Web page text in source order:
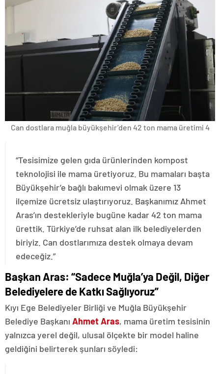
Can dostlara muğla büyükşehir’den 42 ton mama üretimi 4
“Tesisimize gelen gıda ürünlerinden kompost
teknolojisi ile mama üretiyoruz. Bu mamaları başta
Büyükşehir’e bağlı bakımevi olmak üzere 13
ilçemize ücretsiz ulaştırıyoruz. Başkanımız Ahmet
Aras’ın destekleriyle bugüne kadar 42 ton mama
ürettik. Türkiye’de ruhsat alan ilk belediyelerden
biriyiz. Can dostlarımıza destek olmaya devam
edeceğiz.”
Başkan Aras: “Sadece Muğla’ya Değil, Diğer
Belediyelere de Katkı Sağlıyoruz”
Kıyı Ege Belediyeler Birliği ve Muğla Büyükşehir
Belediye Başkanı Ahmet Aras, mama üretim tesisinin
yalnızca yerel değil, ulusal ölçekte bir model haline
geldiğini belirterek şunları söyledi: